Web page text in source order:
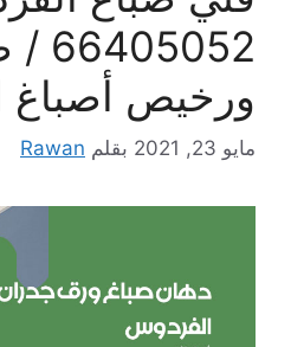
ورخيص أصباغ
مايو 23, 2021 بقلم Rawan